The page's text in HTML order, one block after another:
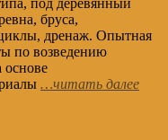
бруса,
дренаж. Опытная
по возведению
основе
…читать далее